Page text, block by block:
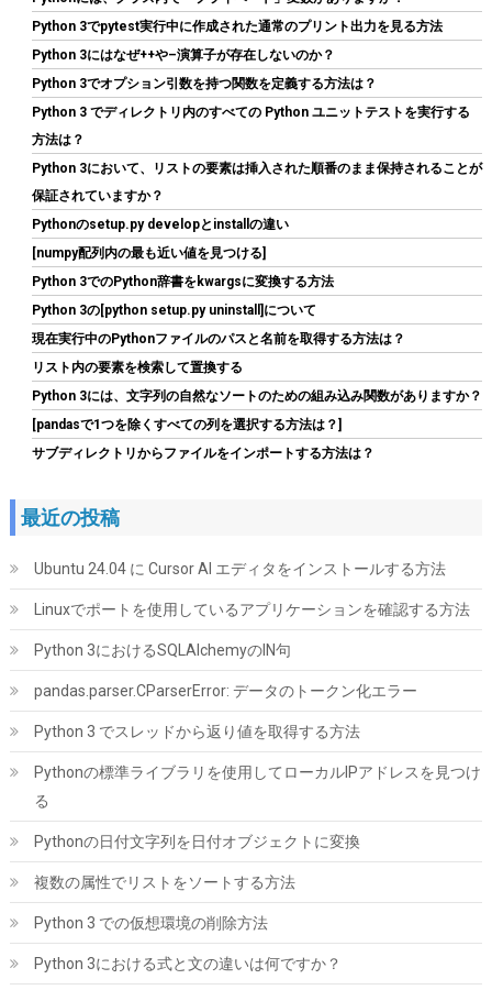
玄人志向 電源ユニット 600W ATX 電源 80 PLUS スタンダード PC
電源 12cm静音ファン KRPW-L5-600W/80+/REV2.0
(542184) GBP 17.62 (2026-08-11 04:06 GMT +09:00 時点 -詳細は
こちら
CFD販売 デスクトップPC用メモリ グラフェン 銅箔 ヒートシンク
DDR5-5600 32GB×2枚 (64GB) 相性保証 288pin シー・エフ・デー
販売 CFD Standard W5U5600CS-32GC46F
54617) GBP 465.62 (2026-08-11 04:06 GMT +09:00 時点 - 詳細は
AsiaHorse ARGB PC ファン 120MM 3本 逆向(吸気) ケースファン
4Pin PWM、5V 3Pin ARGB /61.5 CFM/1800RPM/高精度・高性能
HDBベアリング/作動時間50,000時間/24個のLEDライト。Asus
Aura、ASRock、GIGABYTE MSI RGBとの互換性あり
こちら)
Python 3でpytest実行中に作成された通常のプリント出力を見る方法
Python 3にはなぜ++や–演算子が存在しないのか？
Python 3でオプション引数を持つ関数を定義する方法は？
Python 3 でディレクトリ内のすべての Python ユニットテストを実行する
方法は？
Python 3において、リストの要素は挿入された順番のまま保持されることが
保証されていますか？
Pythonのsetup.py developとinstallの違い
[numpy配列内の最も近い値を見つける]
Python 3でのPython辞書をkwargsに変換する方法
Python 3の[python setup.py uninstall]について
現在実行中のPythonファイルのパスと名前を取得する方法は？
リスト内の要素を検索して置換する
Python 3には、文字列の自然なソートのための組み込み関数がありますか？
[pandasで1つを除くすべての列を選択する方法は？]
サブディレクトリからファイルをインポートする方法は？
最近の投稿
Ubuntu 24.04 に Cursor AI エディタをインストールする方法
Linuxでポートを使用しているアプリケーションを確認する方法
Python 3におけるSQLAlchemyのIN句
pandas.parser.CParserError: データのトークン化エラー
Python 3 でスレッドから返り値を取得する方法
Pythonの標準ライブラリを使用してローカルIPアドレスを見つけ
る
Pythonの日付文字列を日付オブジェクトに変換
複数の属性でリストをソートする方法
Python 3 での仮想環境の削除方法
Python 3における式と文の違いは何ですか？